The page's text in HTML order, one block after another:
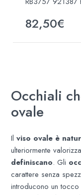
82,50€
Occhiali
ovale
Ilviso ovale è
ulteriormente
definiscano. Gli
carattere senza
introducono un